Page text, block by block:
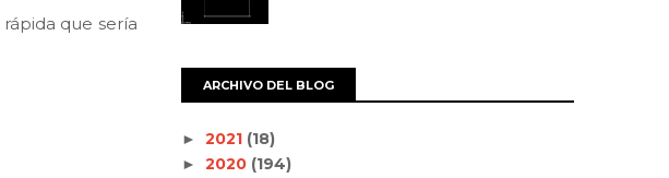
que sería
ARCHIVO DEL BLOG
► 2021 (18)
► 2020 (194)